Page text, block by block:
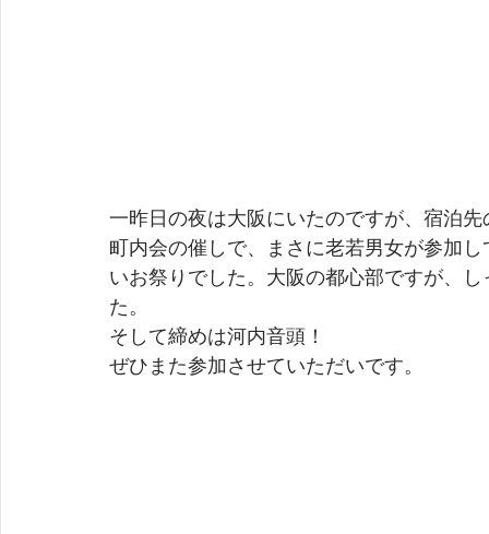
一昨日の夜は大阪にいたのですが、宿泊
町内会の催しで、まさに老若男女が参加
いお祭りでした。大阪の都心部ですが、
た。
そして締めは河内音頭！
ぜひまた参加させていただいです。